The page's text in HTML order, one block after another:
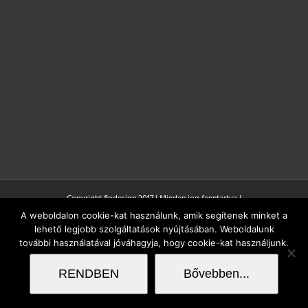
Copyright flodesign 2017 | Minden jog fenntartva |
A weboldalon cookie-kat használunk, amik segítenek minket a
lehető legjobb szolgáltatások nyújtásában. Weboldalunk
további használatával jóváhagyja, hogy cookie-kat használjunk.
RENDBEN Bővebben...